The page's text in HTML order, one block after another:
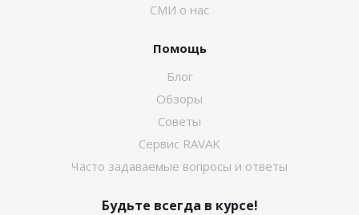
СМИ о нас
Помощь
Блог
Обзоры
Советы
Сервис RAVAK
Часто задаваемые вопросы и ответы
Будьте всегда в курсе!